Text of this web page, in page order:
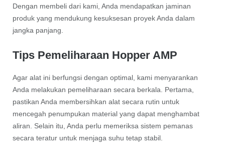
Dengan membeli dari kami, Anda mendapatkan jaminan
produk yang mendukung kesuksesan proyek Anda dalam
jangka panjang.
Tips Pemeliharaan Hopper AMP
Agar alat ini berfungsi dengan optimal, kami menyarankan
Anda melakukan pemeliharaan secara berkala. Pertama,
pastikan Anda membersihkan alat secara rutin untuk
mencegah penumpukan material yang dapat menghambat
aliran. Selain itu, Anda perlu memeriksa sistem pemanas
secara teratur untuk menjaga suhu tetap stabil.